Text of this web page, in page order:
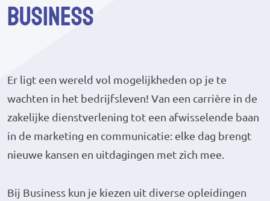
Business
Er ligt een wereld vol mogelijkheden op je te
wachten in het bedrijfsleven! Van een carrière in de
zakelijke dienstverlening tot een afwisselende baan
in de marketing en communicatie: elke dag brengt
nieuwe kansen en uitdagingen met zich mee.
Bij Business kun je kiezen uit diverse opleidingen